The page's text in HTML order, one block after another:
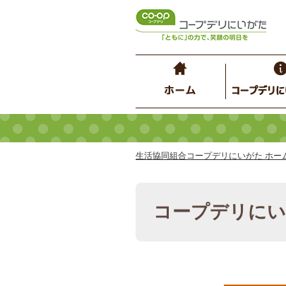
生活協同組合コープデリにいがた ホー
コープデリに